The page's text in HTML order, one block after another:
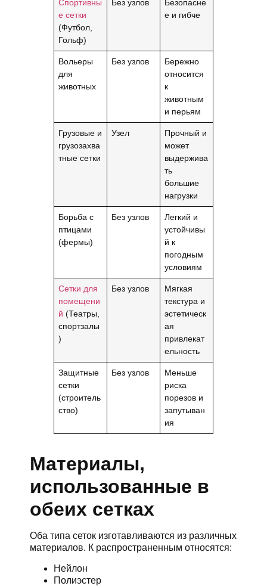
Спортивны
е сетки
(Футбол,
Гольф)
Без узлов
Безопасне
е и гибче
Вольеры
для
животных
Без узлов
Бережно
относится
к
животным
и перьям
Грузовые и
грузозахва
тные сетки
Узел
Прочный и
может
выдержива
ть
большие
нагрузки
Борьба с
птицами
(фермы)
Без узлов
Легкий и
устойчивы
й к
погодным
условиям
Сетки для
помещени
й (Театры,
спортзалы
)
Без узлов
Мягкая
текстура и
эстетическ
ая
привлекат
ельность
Защитные
сетки
(строитель
ство)
Без узлов
Меньше
риска
порезов и
запутыван
ия
Материалы,
использованные в
обеих сетках
Оба типа сеток изготавливаются из различных
материалов. К распространенным относятся:
Нейлон
Полиэстер